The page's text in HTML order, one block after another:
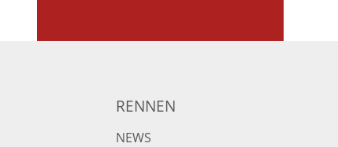
RENNEN
NEWS